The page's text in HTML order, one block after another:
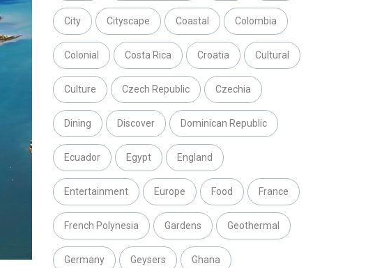
City Cityscape Coastal Colombia
Colonial Costa Rica Croatia Cultural
Culture Czech Republic Czechia
Dining Discover Dominican Republic
Ecuador Egypt England
Entertainment Europe Food France
French Polynesia Gardens Geothermal
Germany Geysers Ghana